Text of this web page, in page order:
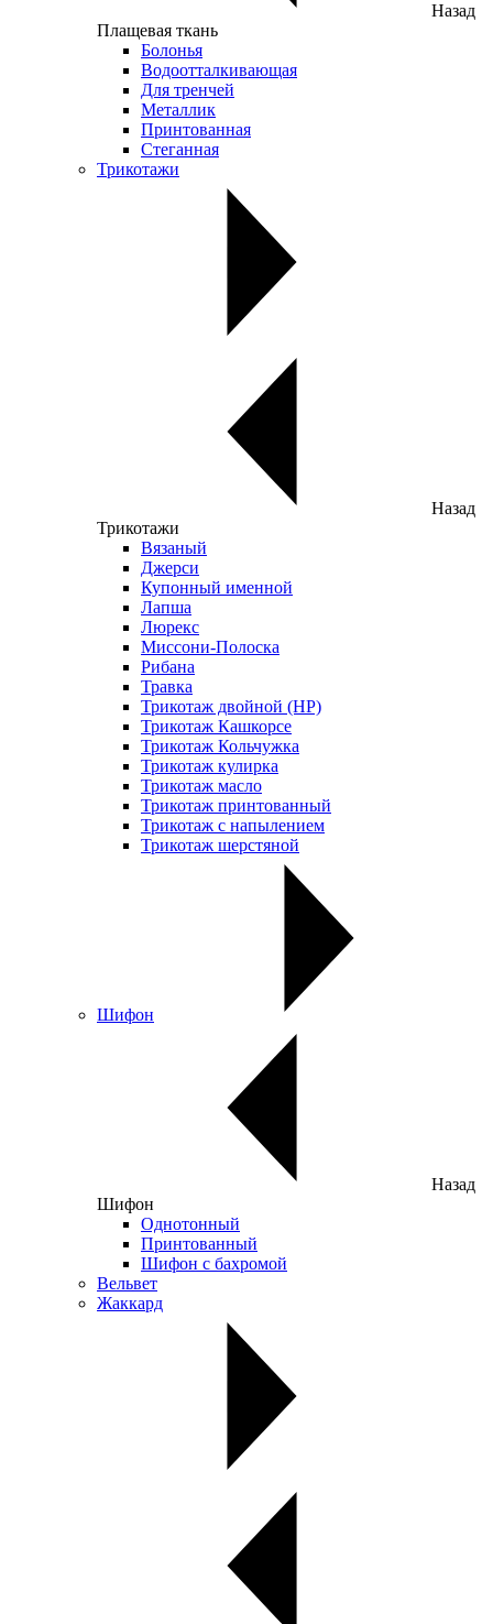
Назад
Плащевая ткань
Болонья
Водоотталкивающая
Для тренчей
Металлик
Принтованная
Стеганная
Трикотажи
Назад
Трикотажи
Вязаный
Джерси
Купонный именной
Лапша
Люрекс
Миссони-Полоска
Рибана
Травка
Трикотаж двойной (НР)
Трикотаж Кашкорсе
Трикотаж Кольчужка
Трикотаж кулирка
Трикотаж масло
Трикотаж принтованный
Трикотаж с напылением
Трикотаж шерстяной
Шифон
Назад
Шифон
Однотонный
Принтованный
Шифон с бахромой
Вельвет
Жаккард